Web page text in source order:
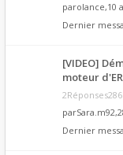
parolance,10
Dernier
[VIDEO]
moteur
parSara.m92
Dernier